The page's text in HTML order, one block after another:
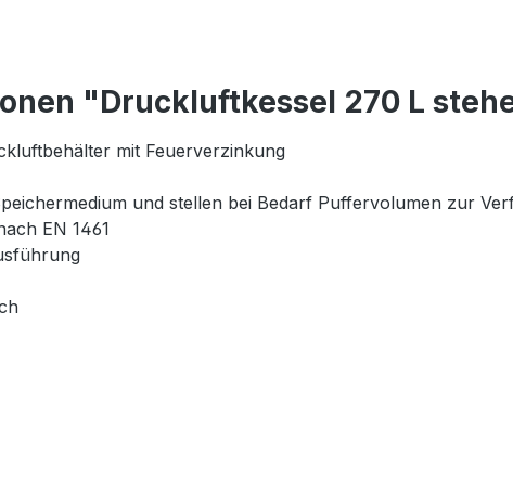
"Druckluftkessel 270 L
mit Feuerverzinkung
und stellen bei Bedarf Puffervolumen zur
EN 1461